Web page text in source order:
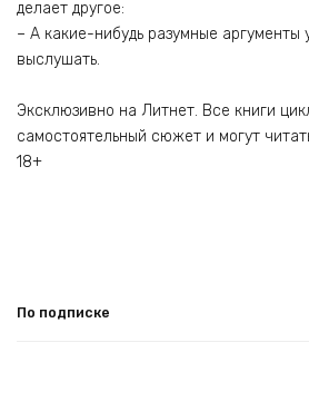
делает другое:
– А какие-нибудь разумные аргументы
выслушать.
Эксклюзивно на Литнет. Все книги
самостоятельный сюжет и могут
18+
По подписке